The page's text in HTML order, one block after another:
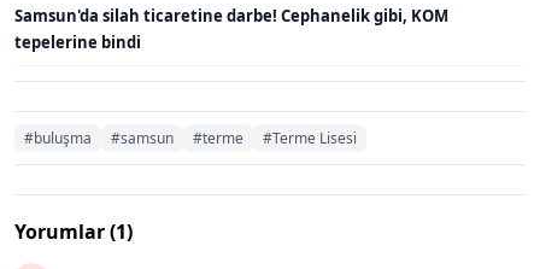
Samsun'da silah ticaretine darbe! Cephanelik gibi, KOM
tepelerine bindi
#buluşma #samsun #terme #Terme Lisesi
Yorumlar (1)